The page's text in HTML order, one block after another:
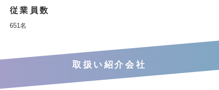
従業員数
651名
取扱い紹介会社